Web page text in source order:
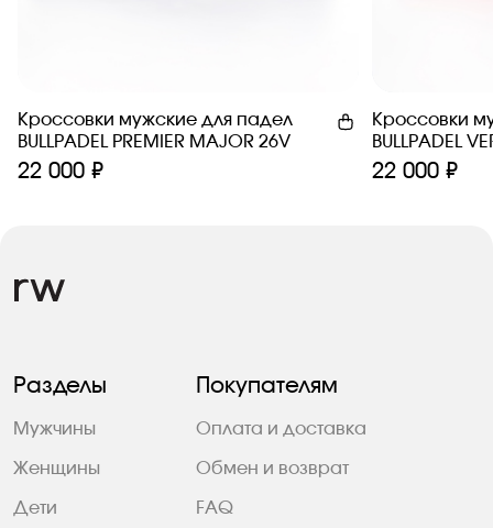
Кроссовки мужские для падел
BULLPADEL PREMIER MAJOR 26V
22 000 ₽
Кроссовки
BULLPADEL
22 000 ₽
Разделы
Мужчины
Женщины
Дети
Покупателям
Оплата и доставка
Обмен и возврат
FAQ